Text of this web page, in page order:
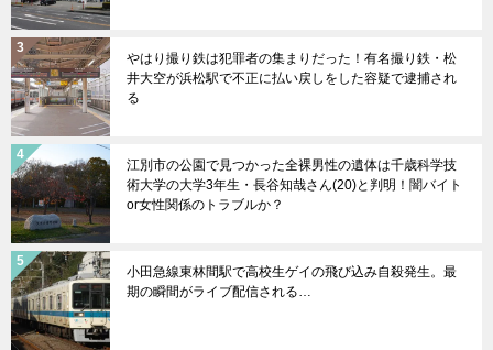
やはり撮り鉄は犯罪者の集まりだった！有名撮り鉄・松
井大空が浜松駅で不正に払い戻しをした容疑で逮捕され
る
江別市の公園で見つかった全裸男性の遺体は千歳科学技
術大学の大学3年生・長谷知哉さん(20)と判明！闇バイト
or女性関係のトラブルか？
小田急線東林間駅で高校生ゲイの飛び込み自殺発生。最
期の瞬間がライブ配信される…